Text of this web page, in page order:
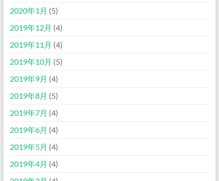
2020年1月 (5)
2019年12月 (4)
2019年11月 (4)
2019年10月 (5)
2019年9月 (4)
2019年8月 (5)
2019年7月 (4)
2019年6月 (4)
2019年5月 (4)
2019年4月 (4)